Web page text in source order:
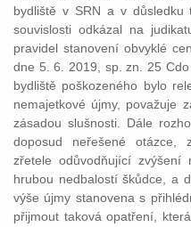
bydliště v SRN a v důsledku
souvislosti odkázal na
pravidel stanovení obvyklé
dne 5. 6. 2019, sp. zn. 25
bydliště poškozeného bylo
nemajetkové újmy, považuje
zásadou slušnosti. Dále
doposud neřešené otázce,
zřetele odůvodňující
hrubou nedbalostí škůdce, a
výše újmy stanovena s
přijmout taková opatření,